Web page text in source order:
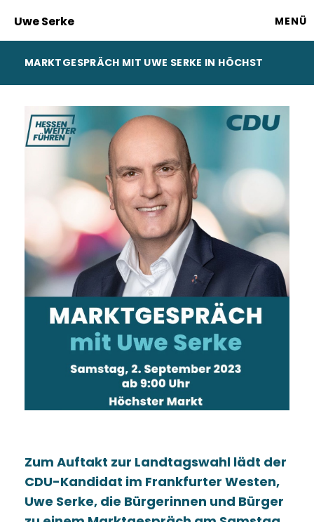
Uwe Serke MENÜ
MARKTGESPRÄCH MIT UWE SERKE IN HÖCHST
Zum Auftakt zur Landtagswahl lädt der
CDU-Kandidat im Frankfurter Westen,
Uwe Serke, die Bürgerinnen und Bürger